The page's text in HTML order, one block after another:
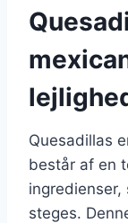
Quesadillas
består af en
steges.